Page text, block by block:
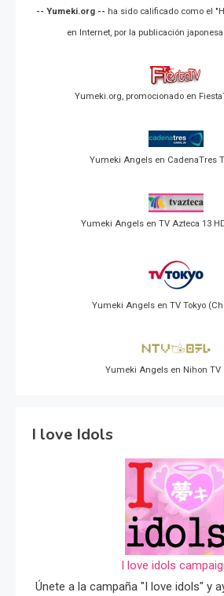
-- Yumeki.org -- ha sido calificado como el
en Internet, por la publicación
Yumeki.org, promocionado en
Yumeki Angels en CadenaTres
Yumeki Angels en TV Azteca 13
Yumeki Angels en TV Tokyo
Yumeki Angels en Nihon TV
I love Idols
I love idols
Únete a la campaña "I love idols" y